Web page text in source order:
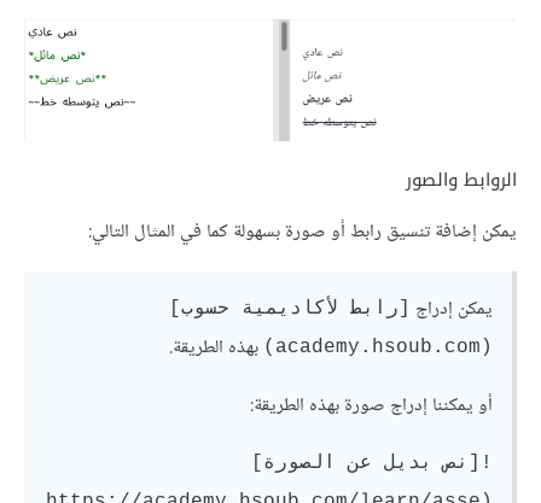
الروابط والصور
يمكن إضافة تنسيق رابط أو صورة بسهولة كما في المثال التالي:
يمكن إدراج
[رابط ﻷكاديمية حسوب]
(academy.hsoub.com)
بهذه الطريقة.
أو يمكننا إدراج صورة بهذه الطريقة:
![نص بديل عن الصورة]